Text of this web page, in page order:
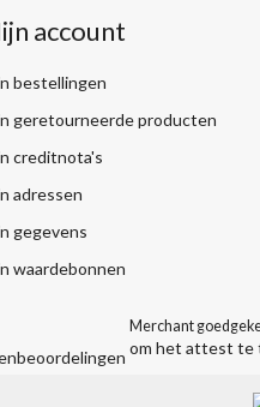
account
bestellingen
geretourneerde producten
creditnota's
adressen
gegevens
waardebonnen
Merchant
om het attest te